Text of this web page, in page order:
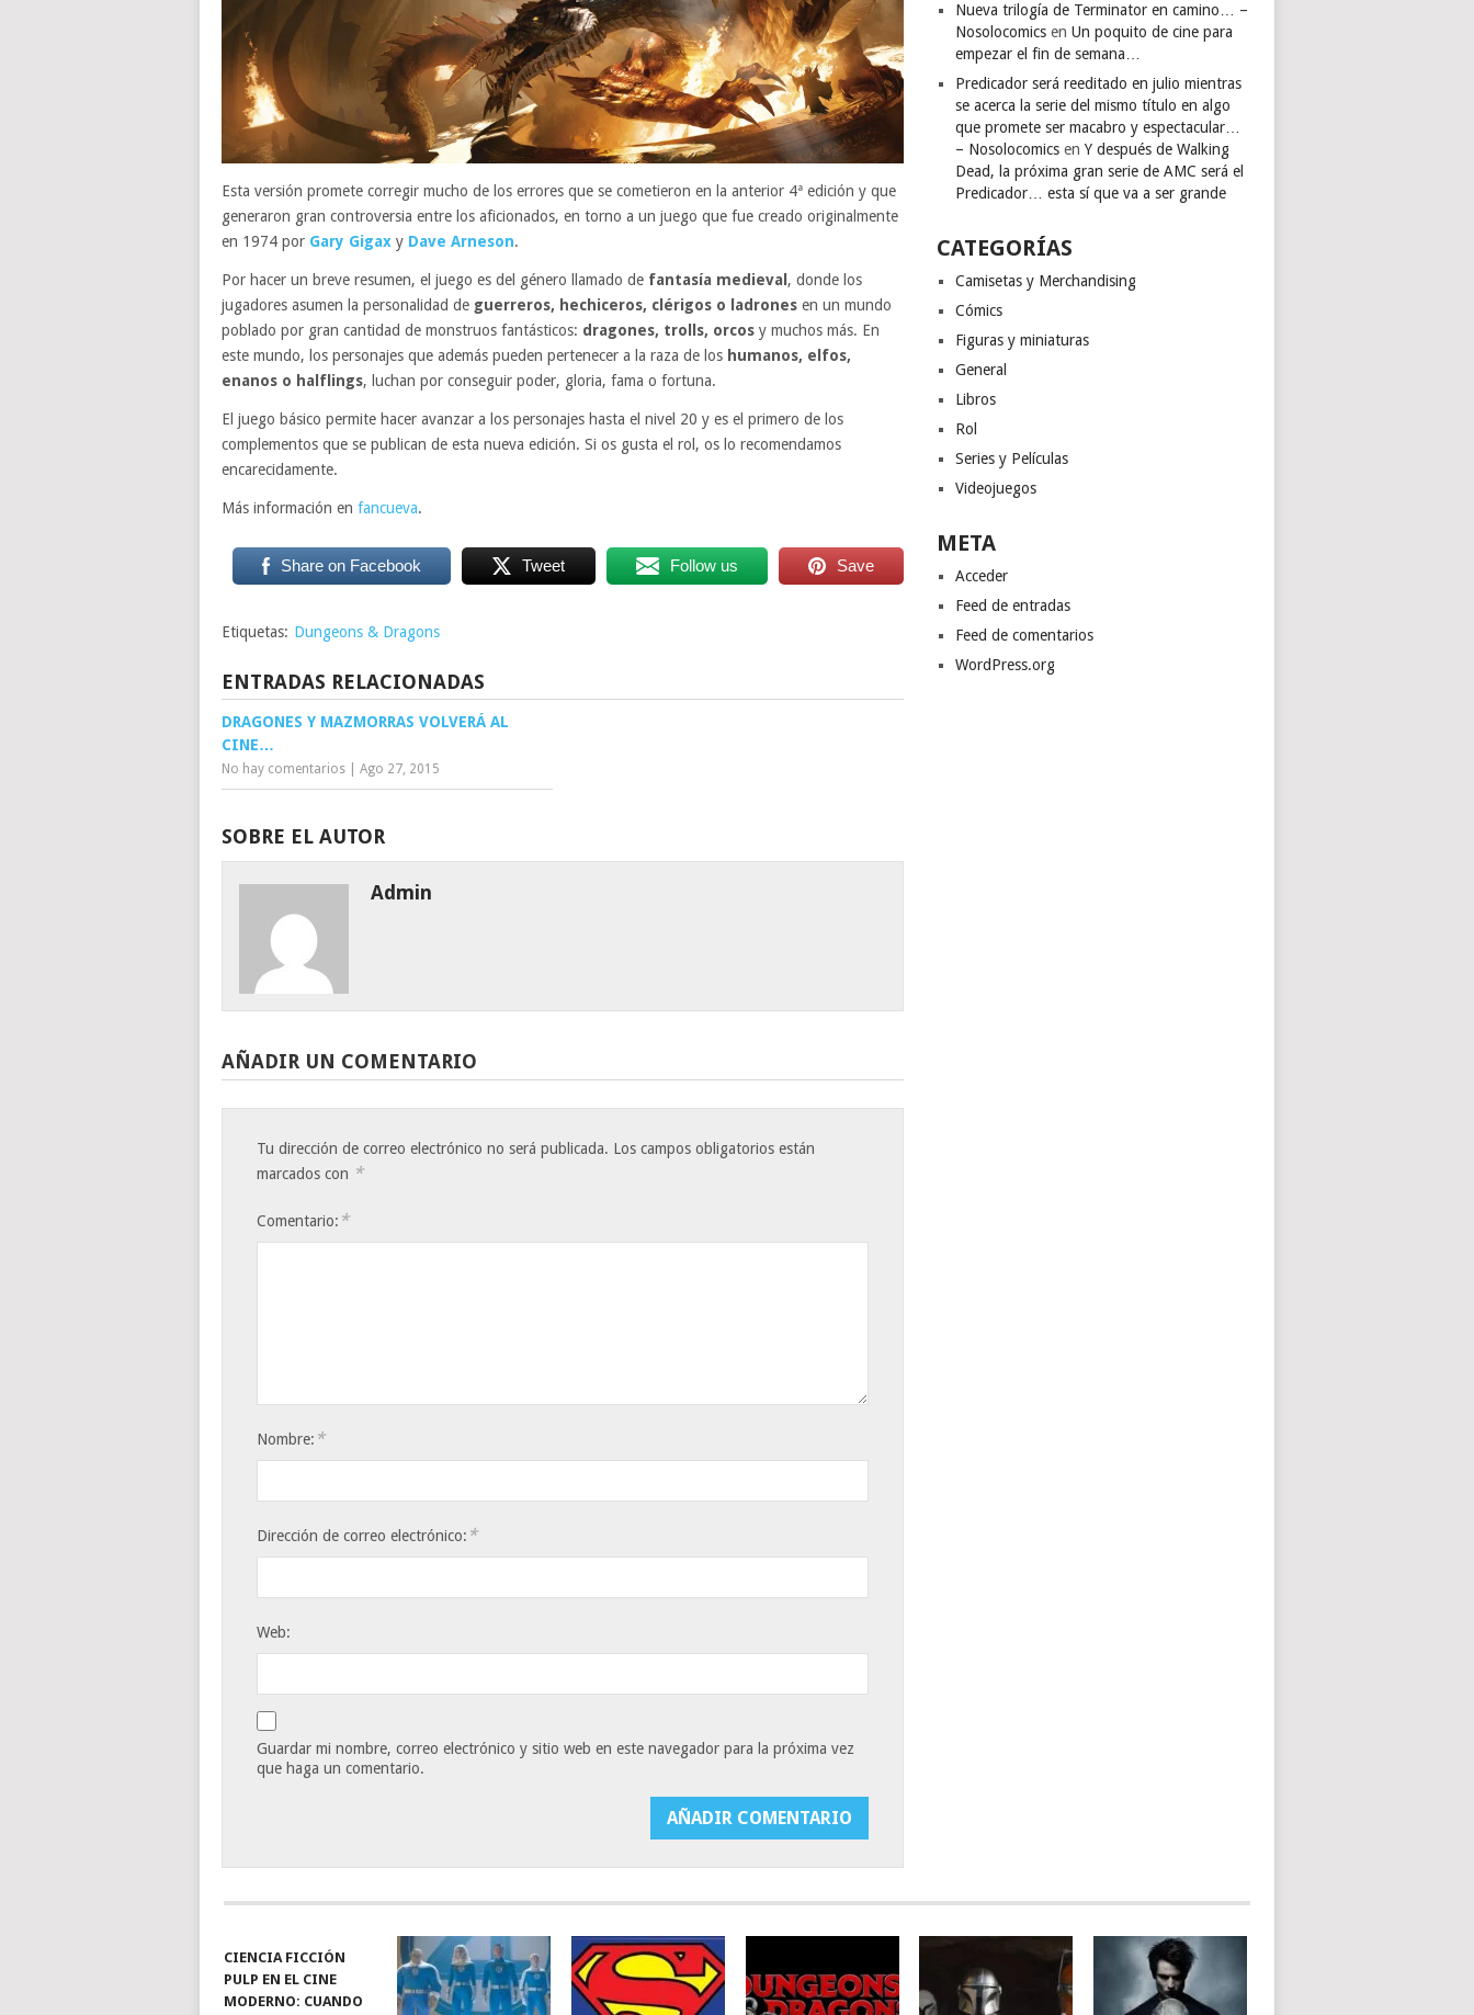
Esta versión promete corregir mucho de los errores que se cometieron en la anterior 4ª edición y que
generaron gran controversia entre los aficionados, en torno a un juego que fue creado originalmente
en 1974 por Gary Gigax y Dave Arneson.
Por hacer un breve resumen, el juego es del género llamado de fantasía medieval, donde los
jugadores asumen la personalidad de guerreros, hechiceros, clérigos o ladrones en un mundo
poblado por gran cantidad de monstruos fantásticos: dragones, trolls, orcos y muchos más. En
este mundo, los personajes que además pueden pertenecer a la raza de los humanos, elfos,
enanos o halflings, luchan por conseguir poder, gloria, fama o fortuna.
El juego básico permite hacer avanzar a los personajes hasta el nivel 20 y es el primero de los
complementos que se publican de esta nueva edición. Si os gusta el rol, os lo recomendamos
encarecidamente.
Más información en fancueva.
Share on Facebook Tweet Follow us Save
Etiquetas: Dungeons & Dragons
ENTRADAS RELACIONADAS
DRAGONES Y MAZMORRAS VOLVERÁ AL
CINE…
No hay comentarios Ago 27, 2015
SOBRE EL AUTOR
Admin
AÑADIR UN COMENTARIO
Tu dirección de correo electrónico no será publicada. Los campos obligatorios están
marcados con *
Comentario: *
Nombre: *
Dirección de correo electrónico: *
Web:
Guardar mi nombre, correo electrónico y sitio web en este navegador para la próxima vez
que haga un comentario.
Nueva trilogía de Terminator en camino… –
Nosolocomics enUn poquito de cine para
empezar el fin de semana…
Predicador será reeditado en julio mientras
se acerca la serie del mismo título en algo
que promete ser macabro y espectacular…
– Nosolocomics enY después de Walking
Dead, la próxima gran serie de AMC será el
Predicador… esta sí que va a ser grande
CATEGORÍAS
Camisetas y Merchandising
Cómics
Figuras y miniaturas
General
Libros
Rol
Series y Películas
Videojuegos
META
Acceder
Feed de entradas
Feed de comentarios
WordPress.org
CIENCIA FICCIÓN
PULP EN EL CINE
MODERNO: CUANDO